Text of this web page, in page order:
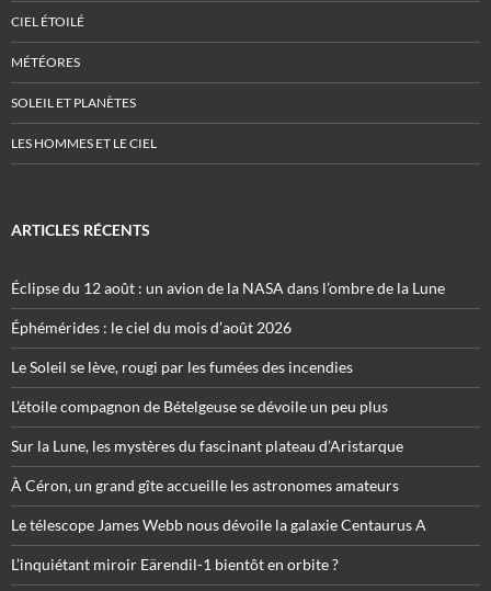
CIEL ÉTOILÉ
MÉTÉORES
SOLEIL ET PLANÈTES
LES HOMMES ET LE CIEL
ARTICLES RÉCENTS
Éclipse du 12 août : un avion de la NASA dans l’ombre de la Lune
Éphémérides : le ciel du mois d’août 2026
Le Soleil se lève, rougi par les fumées des incendies
L’étoile compagnon de Bételgeuse se dévoile un peu plus
Sur la Lune, les mystères du fascinant plateau d’Aristarque
À Céron, un grand gîte accueille les astronomes amateurs
Le télescope James Webb nous dévoile la galaxie Centaurus A
L’inquiétant miroir Eärendil-1 bientôt en orbite ?